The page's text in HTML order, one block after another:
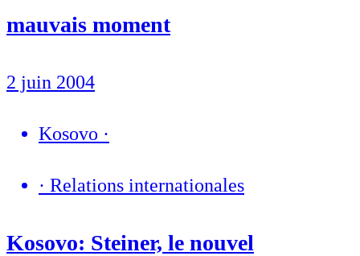
mauvais moment
2 juin 2004
Kosovo ·
· Relations internationales
Kosovo: Steiner, le nouvel